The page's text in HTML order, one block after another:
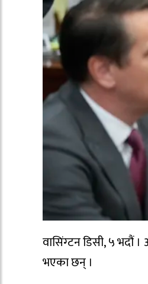
वासिंग्टन डिसी, ५ भदौं ।
भएका छन् ।